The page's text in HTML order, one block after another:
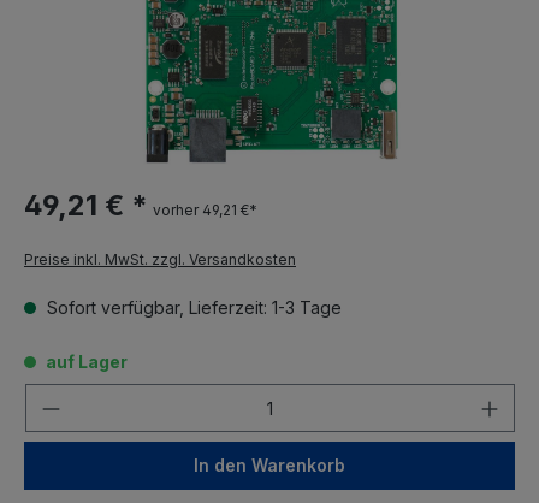
49,21 € * vorher 49,21 €*
Preise inkl. MwSt. zzgl. Versandkosten
Sofort verfügbar, Lieferzeit: 1-3 Tage
auf Lager
In den Warenkorb